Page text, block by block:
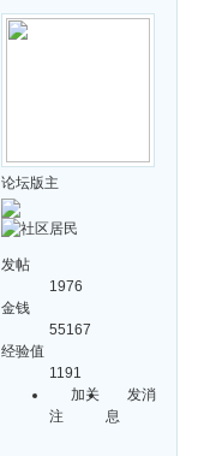
论坛版主
发帖
1976
金钱
55167
经验值
1191
加关
注
发消
息